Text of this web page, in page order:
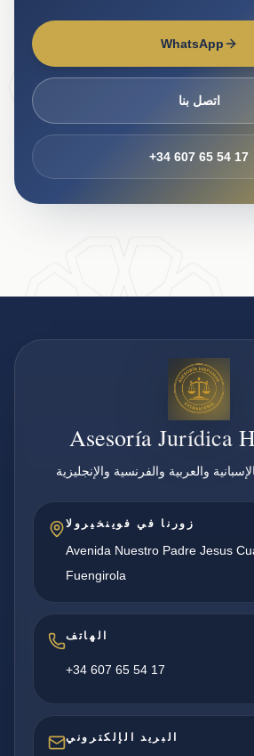
WhatsApp
اتصل بنا
+34 607 65 54 17
Asesoría Jurídica
والعربية والفرنسية والإنجليزية
زورنا في فوينخيرولا
Avenida Nuestro Padre Jesus
Fuengirola
الهاتف
+34 607 65 54 17
البريد الإلكتروني